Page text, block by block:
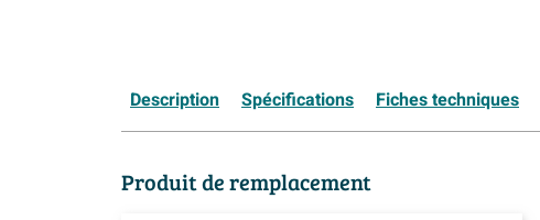
Description Spécifications Fiches techniques
Produit de remplacement